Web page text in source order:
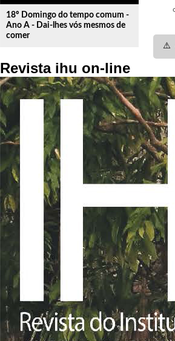
18º Domingo do tempo comum -
Ano A - Dai-lhes vós mesmos de
comer
Revista ihu on-line
⚠️